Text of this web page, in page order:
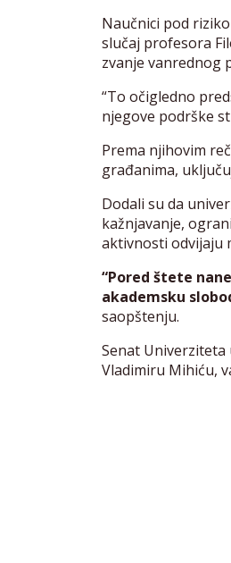
Naučnici pod
slučaj profesora
zvanje vanrednog
“To očigledno
njegove podrške
Prema njihovim
građanima,
Dodali su da
kažnjavanje,
aktivnosti odvijaju
“Pored štete
akademsku
saopštenju.
Senat Univerziteta
Vladimiru Mihiću,